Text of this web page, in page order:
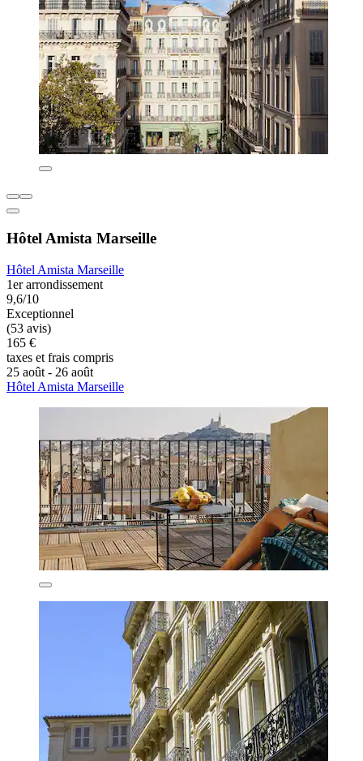
Hôtel Amista Marseille
Hôtel Amista Marseille
1er arrondissement
9,6/10
Exceptionnel
(53 avis)
165 €
taxes et frais compris
25 août - 26 août
Hôtel Amista Marseille